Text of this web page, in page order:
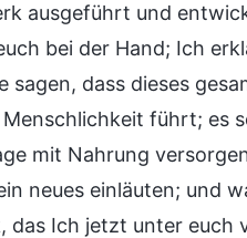
ausgeführt und
bei der Hand; Ich
dass dieses
führt; es
mit Nahrung
neues einläuten; und
das Ich jetzt unter